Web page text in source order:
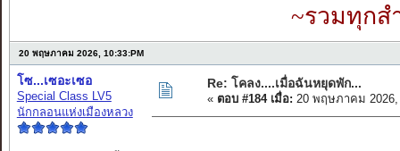
~รวมทุกส
20 พฤษภาคม 2026, 10:33:PM
โซ...เซอะเซอ
Special Class LV5
นักกลอนแห่งเมืองหลวง
Re: โคลง....เมื่อฉันหยุดพัก...
« ตอบ #184 เมื่อ: 20 พฤษภาคม 2026,